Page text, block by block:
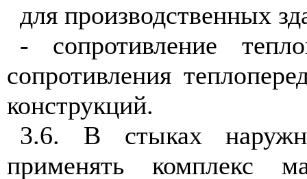
для производственных
- сопротивление
сопротивления
конструкций.
3.6. В стыках
применять комплекс